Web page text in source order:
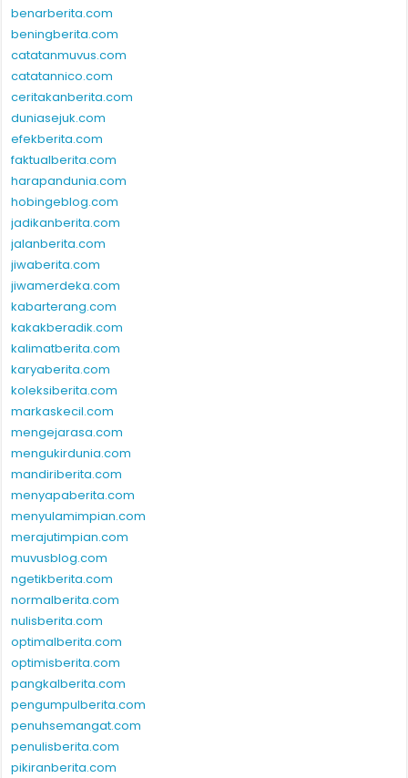
benarberita.com
beningberita.com
catatanmuvus.com
catatannico.com
ceritakanberita.com
duniasejuk.com
efekberita.com
faktualberita.com
harapandunia.com
hobingeblog.com
jadikanberita.com
jalanberita.com
jiwaberita.com
jiwamerdeka.com
kabarterang.com
kakakberadik.com
kalimatberita.com
karyaberita.com
koleksiberita.com
markaskecil.com
mengejarasa.com
mengukirdunia.com
mandiriberita.com
menyapaberita.com
menyulamimpian.com
merajutimpian.com
muvusblog.com
ngetikberita.com
normalberita.com
nulisberita.com
optimalberita.com
optimisberita.com
pangkalberita.com
pengumpulberita.com
penuhsemangat.com
penulisberita.com
pikiranberita.com